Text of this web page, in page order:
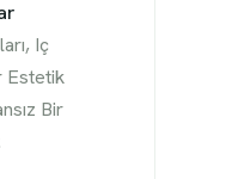
Iç
Estetik
Bir